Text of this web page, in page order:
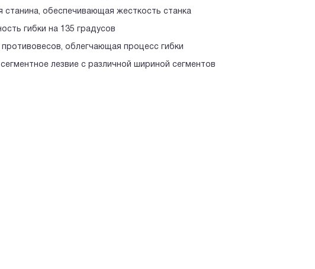
станина, обеспечивающая жесткость станка
гибки на 135 градусов
облегчающая процесс гибки
лезвие с различной шириной сегментов